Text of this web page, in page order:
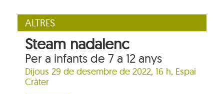
ALTRES
Steam nadalenc
Per a infants de 7 a 12 anys
Dijous 29 de desembre de 2022, 16 h, Espai
Cràter